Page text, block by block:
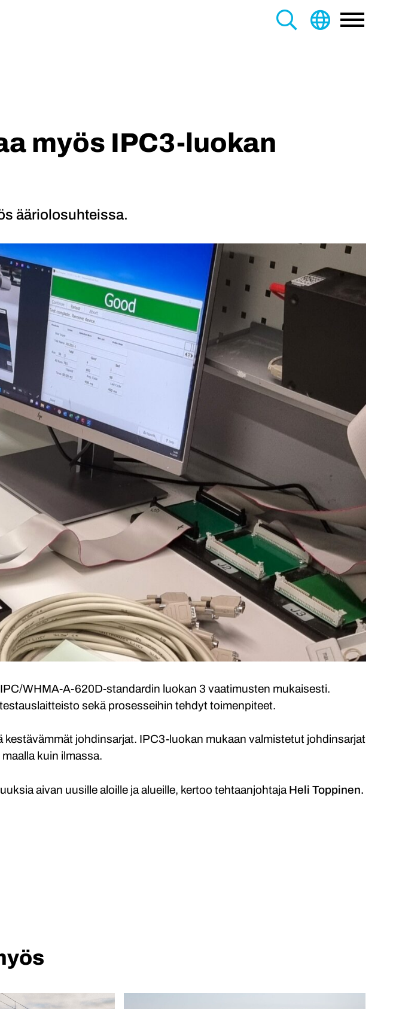
Main
myös IPC3-luokan
ääriolosuhteissa.
WHMA-A-620D-standardin luokan 3 vaatimusten mukaisesti.
sekä prosesseihin tehdyt toimenpiteet.
kestävämmät johdinsarjat. IPC3-luokan mukaan valmistetut johdinsarjat
kuin ilmassa.
aivan uusille aloille ja alueille, kertoo tehtaanjohtaja Heli Toppinen.